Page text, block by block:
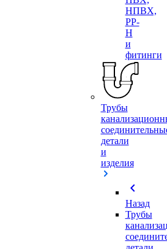
НПВХ,
PP-
H
и
фитинги
Трубы
детали
и
изделия
chevron_left
Назад
Трубы